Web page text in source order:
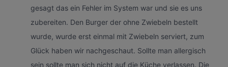
gesagt das ein Fehler im System war und sie es uns
zubereiten. Den Burger der ohne Zwiebeln bestellt
wurde, wurde erst einmal mit Zwiebeln serviert, zum
Glück haben wir nachgeschaut. Sollte man allergisch
sein sollte man sich nicht auf die Küche verlassen. Die